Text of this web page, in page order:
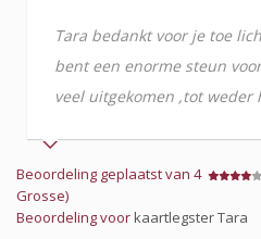
Tara bedankt voor je toe
bent een enorme steun
veel uitgekomen ,tot weder
Beoordeling geplaatst van 4
Grosse)
Beoordeling voorkaartlegster Tara